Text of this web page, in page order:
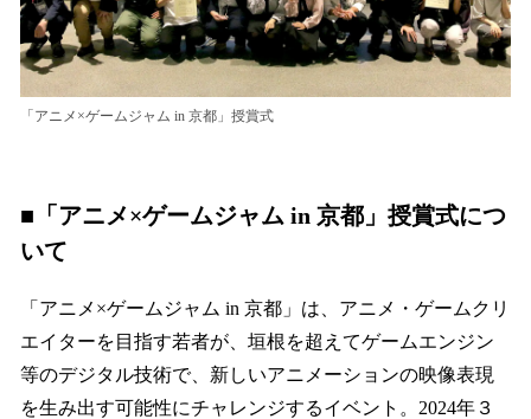
「アニメ×ゲームジャム in 京都」授賞式
■ 「アニメ×ゲームジャム in 京都」授賞式につ
いて
「アニメ×ゲームジャム in 京都」は、アニメ・ゲームクリ
エイターを目指す若者が、垣根を超えてゲームエンジン
等のデジタル技術で、新しいアニメーションの映像表現
を生み出す可能性にチャレンジするイベント。2024年３